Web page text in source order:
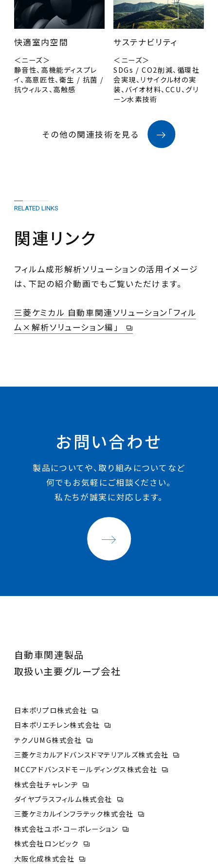
快適室内空間
＜ニーズ＞
静音性、高機能ディスプレ
イ、高意匠性、衛生 / 抗菌 /
抗ウィルス、高触感
サステナビリティ
＜ニーズ＞
SDGs / CO2削減、循環社
会実現、リサイクル材の実
装、バイオ材料、CCU、グリ
ーン水素技術
その他の関連技術を見る
RELATED LINKS
関連リンク
フィルム成形解析ソリューションの活用イメージ
は、下記の紹介動画でもご覧いただけます。
三菱ケミカル 自動車関連ソリューション「フィル
ム×解析ソリューション編」
お問い合わせ
製品についてや、取り組みについてなど
何でもお気軽にご相談ください。
私たちが誠実に対応します。
自動車関連製品
取扱い主要グループ会社
日本ポリプロ株式会社
MCCアドバンスドモールディングス株式会社
三菱ケミカルアドバンスドマテリアルズ株式会社
株式会社チャレンヂ
ダイヤプラスフィルム株式会社
三菱ケミカルインフラテック株式会社
株式会社ユポ・コーポレーション
株式会社ロンビック
大阪化成株式会社
テクノUMG株式会社
日本ポリエチレン株式会社